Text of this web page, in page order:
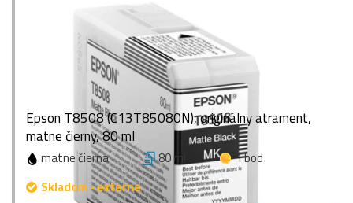
Epson T8508 (C13T85080N), originálny atrament,
matne čierny, 80 ml
matne čierna 80 ml
1 bod
Skladom - externe